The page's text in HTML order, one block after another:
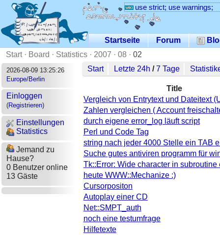
use strict; use warnings;
Startseite Forum
Start· Board · Statistics · 2007 · 08 · 02
2026-08-09 13:25:26
Europe/Berlin
Einloggen
(Registrieren)
Einstellungen
Statistics
Jemand zu
Hause?
0 Benutzer online
13 Gäste
Start Letzte 24h /7 Tage
Title
Vergleich von Entrytext und Dateitext
Zahlen vergleichen ( Account
durch eigene error_log läuft script
Perl und Code Tag
string nach jeder 4000 Stelle ein TAB
Suche gutes antiviren programm für
Tk::Error: Wide character in subroutine
heute WWW::Mechanize :)
Cursorpositon
Autoplay einer CD
Net::SMPT_auth
noch eine testumfrage
Hilfetexte